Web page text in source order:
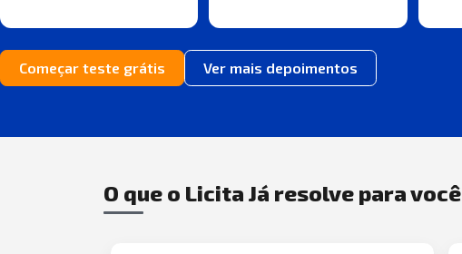
Começar teste grátis Ver mais depoimentos
O que o Licita Já resolve para você